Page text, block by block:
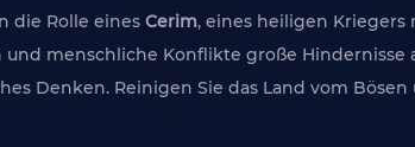
die Rolle eines Cerim, eines heiligen Kriegers
menschliche Konflikte große Hindernisse
Denken. Reinigen Sie das Land vom Bösen